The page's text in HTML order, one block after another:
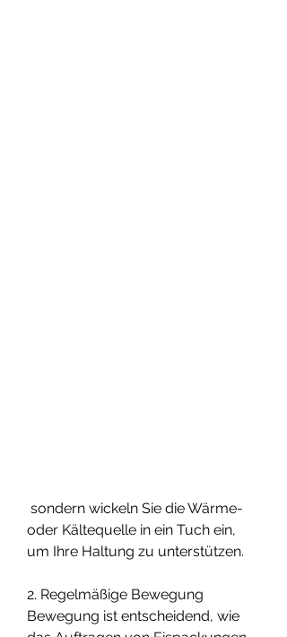
oder Kältequelle in ein Tuch ein,
um Ihre Haltung zu unterstützen.
2. Regelmäßige Bewegung
Bewegung ist entscheidend, wie